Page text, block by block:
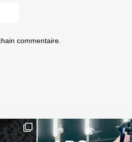
commentaire.